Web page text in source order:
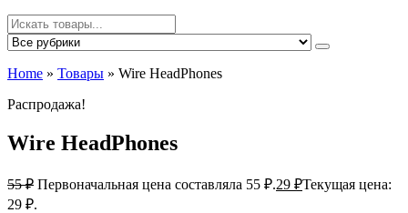
Home » Товары » Wire HeadPhones
Распродажа!
Wire HeadPhones
55₽ Первоначальная цена составляла 55 ₽.29 ₽Текущая цена:
29 ₽.